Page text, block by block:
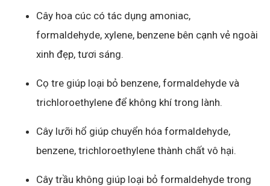
Cây hoa cúc có tác dụng amoniac,
formaldehyde, xylene, benzene bên cạnh vẻ ngoài
xinh đẹp, tươi sáng.
Cọ tre giúp loại bỏ benzene, formaldehyde và
trichloroethylene để không khí trong lành.
Cây lưỡi hổ giúp chuyển hóa formaldehyde,
benzene, trichloroethylene thành chất vô hại.
Cây trầu không giúp loại bỏ formaldehyde trong